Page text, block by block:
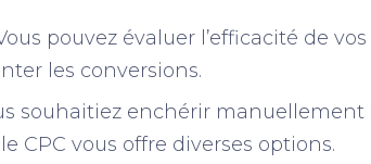
pouvez évaluer l’efficacité de
les conversions.
souhaitiez enchérir manuellement
CPC vous offre diverses options.